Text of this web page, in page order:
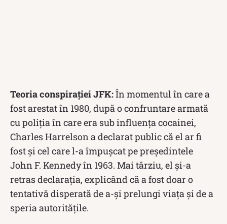
Teoria conspirației JFK:În momentul în care a
fost arestat în 1980, după o confruntare armată
cu poliția în care era sub influența cocainei,
Charles Harrelson a declarat public că el ar fi
fost și cel care l-a împușcat pe președintele
John F. Kennedy în 1963. Mai târziu, el și-a
retras declarația, explicând că a fost doar o
tentativă disperată de a-și prelungi viața și de a
speria autoritățile.